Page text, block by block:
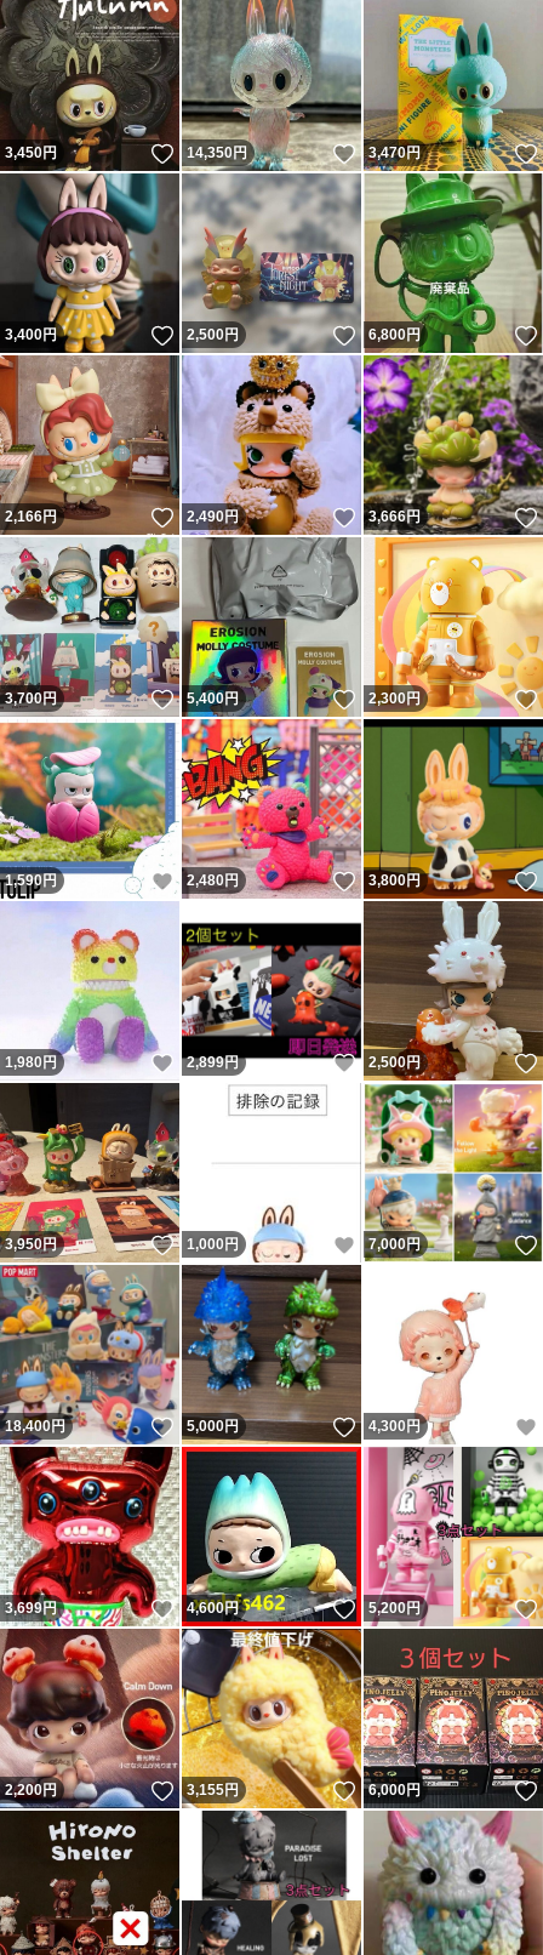
3,450円 いいね！
14,350円 いいね！
3,470円
3,400円 いいね！
2,500円 いいね！
6,800円
2,166円 いいね！
2,490円 いいね！
3,666円
3,700円 いいね！
5,400円 いいね！
2,300円
1,590 円 いいね！
2,480円 いいね！
3,800円
1,980 円 いいね！
2,899円 いいね！
2,500円
3,950円 いいね！
1,000 円 いいね！
7,000円
18,400円 いいね！
5,000円 いいね！
4,300 円
3,699円 いいね！
4,600円 いいね！
5,200円
2,200円 いいね！
3,155円 いいね！
6,000円